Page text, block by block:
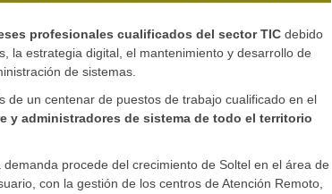
profesionales cualificados del sector TIC debido
la estrategia digital, el mantenimiento y desarrollo de
de sistemas.
de un centenar de puestos de trabajo cualificado en el
y administradores de sistema de todo el territorio
procede del crecimiento de Soltel en el área de
con la gestión de los centros de Atención Remoto,